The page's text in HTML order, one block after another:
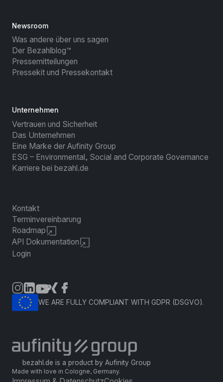
Newsroom
Was andere über uns sagen
Der Bezahlblog™
Pressemitteilungen
Pressekit und Pressekontakt
Unternehmen
Vertrauen und Sicherheit
Das Unternehmen
Eine Marke der Aufinity Group
ESG – Environmental, Social and Corporate Governance
Karriere bei bezahl.de
Kontakt
Terminvereinbarung
Roadmap
API Dokumentation
Login
WE ARE FULLY COMPLIANT WITH GDPR (DSGVO).
bezahl.de is a product by Aufinity Group
Made with love in Cologne, Germany.